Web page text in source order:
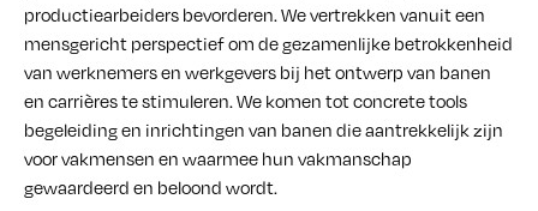
productiearbeiders bevorderen. We vertrekken vanuit een
mensgericht perspectief om de gezamenlijke betrokkenheid
van werknemers en werkgevers bij het ontwerp van banen
en carrières te stimuleren. We komen tot concrete tools
begeleiding en inrichtingen van banen die aantrekkelijk zijn
voor vakmensen en waarmee hun vakmanschap
gewaardeerd en beloond wordt.